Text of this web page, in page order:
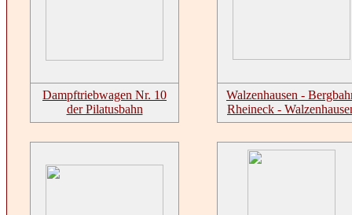
Dampftriebwagen Nr. 10
der Pilatusbahn
Walzenhausen -
Rheineck -